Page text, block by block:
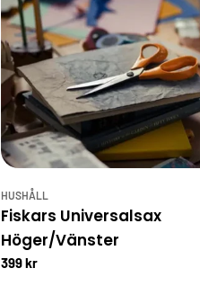
HUSHÅLL
Fiskars Universalsax
Höger/Vänster
399 kr